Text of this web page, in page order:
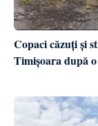
Copaci căzuți și
Timișoara după